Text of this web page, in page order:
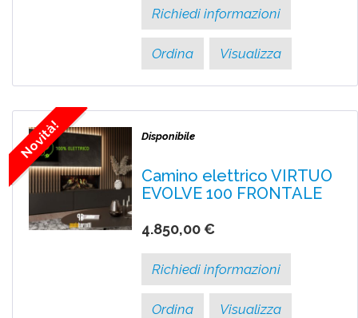
Richiedi informazioni
Ordina Visualizza
Novità! Disponibile
Camino elettrico VIRTUO
EVOLVE 100 FRONTALE
4.850,00 €
Richiedi informazioni
Ordina Visualizza